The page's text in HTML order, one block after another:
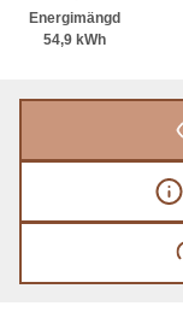
Energimängd
54,9 kWh